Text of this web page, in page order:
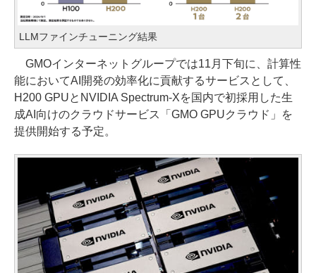
LLMファインチューニング結果
GMOインターネットグループでは11月下旬に、計算性
能においてAI開発の効率化に貢献するサービスとして、
H200 GPUとNVIDIA Spectrum-Xを国内で初採用した生
成AI向けのクラウドサービス「GMO GPUクラウド」を
提供開始する予定。